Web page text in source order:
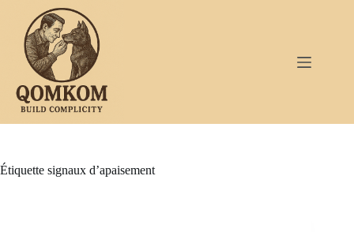
contenu
Étiquette signaux d’apaisement